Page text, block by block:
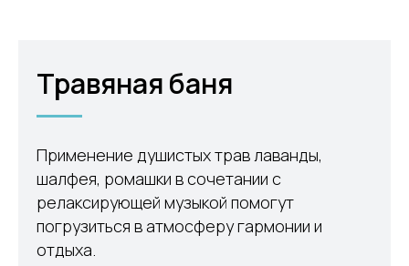
Травяная баня
Применение душистых трав лаванды,
шалфея, ромашки в сочетании с
релаксирующей музыкой помогут
погрузиться в атмосферу гармонии и
отдыха.